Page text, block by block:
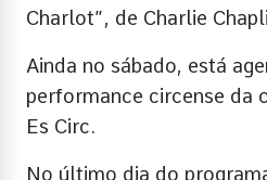
Charlot”, de Charlie
Ainda no sábado, está
performance circense da
Es Circ.
No último dia do